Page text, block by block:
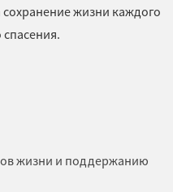
жизни каждого
жизни и поддержанию